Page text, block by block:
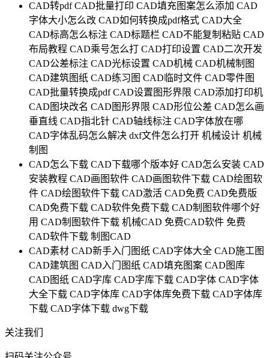
CAD转pdf CAD批量打印 CAD填充图案怎么添加 CAD
字体大小怎么改 CAD如何转换成pdf格式 CAD大全
CAD标高怎么标注 CAD标题栏 CAD不能复制粘贴 CAD
布局教程 CAD乘号怎么打 CAD打印设置 CAD二次开发
CAD公差标注 CAD光标设置 CAD机械 CAD机械制图
CAD建筑图纸 CAD练习图 CAD临时文件 CAD零件图
CAD批量转换成pdf CAD设置图形界限 CAD添加打印机
CAD图块改名 CAD图形界限 CAD形位公差 CAD怎么画
垂直线 CAD指北针 CAD轴线标注 CAD字体放在哪
CAD字体乱码怎么解决 dxf文件怎么打开 机械设计 机械
制图
CAD怎么下载 CAD下载哪个版本好 CAD怎么安装 CAD
安装教程 CAD画图软件 CAD画图软件下载 CAD绘图软
件 CAD绘图软件下载 CAD激活 CAD免费 CAD免费版
CAD免费下载 CAD软件免费下载 CAD制图软件哪个好
用 CAD制图软件下载 机械CAD 免费CAD软件 免费
CAD软件下载 制图CAD
CAD素材 CAD新手入门图纸 CAD字体大全 CAD施工图
CAD建筑图 CAD入门图纸 CAD填充图案 CAD图库
CAD图纸 CAD字库 CAD字库下载 CAD字体 CAD字体
大全下载 CAD字体库 CAD字体库免费下载 CAD字体库
下载 CAD字体下载 dwg下载
关注我们